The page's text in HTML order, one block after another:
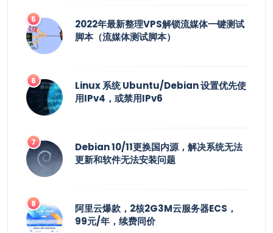
2022年最新整理VPS解锁流媒体一键测试
脚本（流媒体测试脚本）
Linux 系统 Ubuntu/Debian 设置优先使
用IPv4，或禁用IPv6
Debian 10/11更换国内源，解决系统无法
更新和软件无法安装问题
阿里云爆款，2核2G3M云服务器ECS，
99元/年，续费同价